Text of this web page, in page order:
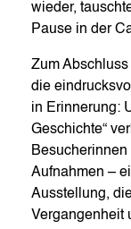
wieder,
Pause in der
Zum
die
in Erinnerung:
Geschichte“
Aufnahmen –
Ausstellung,
Vergangenheit